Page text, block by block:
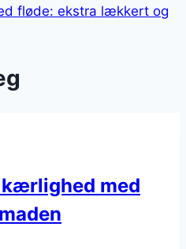
fløde: ekstra lækkert og
med